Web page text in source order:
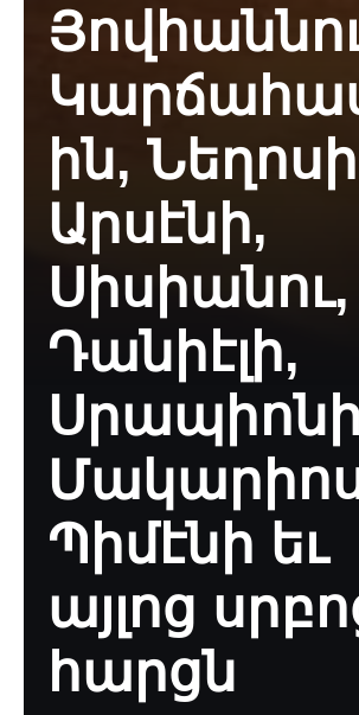
ին,
Արսէնի,
Սիսիանու,
Դանիէլի,
Պիմէնի եւ
այլոց
հարցն